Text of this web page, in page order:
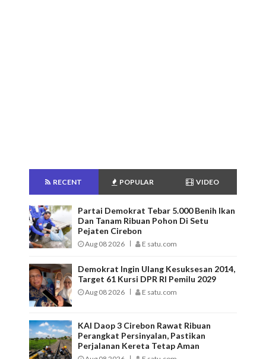
RECENT POPULAR VIDEO
Partai Demokrat Tebar 5.000 Benih Ikan
Dan Tanam Ribuan Pohon Di Setu
Pejaten Cirebon
Aug 08 2026 E satu.com
Demokrat Ingin Ulang Kesuksesan 2014,
Target 61 Kursi DPR RI Pemilu 2029
Aug 08 2026 E satu.com
KAI Daop 3 Cirebon Rawat Ribuan
Perangkat Persinyalan, Pastikan
Perjalanan Kereta Tetap Aman